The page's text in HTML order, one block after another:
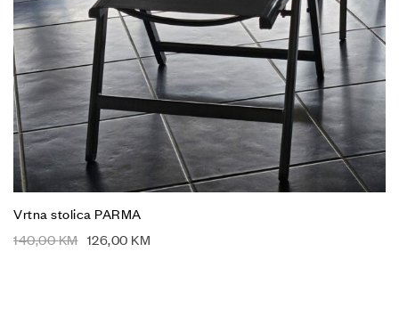
Vrtna stolica PARMA
140,00KM 126,00 KM